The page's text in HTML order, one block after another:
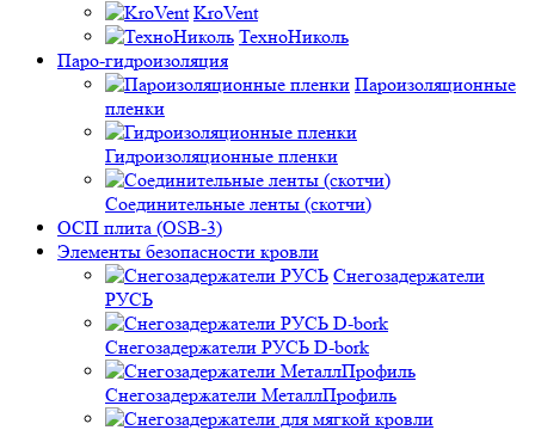
KroVent
ТехноНиколь
Паро-гидроизоляция
Пароизоляционные
пленки
Гидроизоляционные пленки
Соединительные ленты (скотчи)
ОСП плита (OSB-3)
Элементы безопасности кровли
Снегозадержатели
РУСЬ
Снегозадержатели РУСЬ D-bork
Снегозадержатели МеталлПрофиль